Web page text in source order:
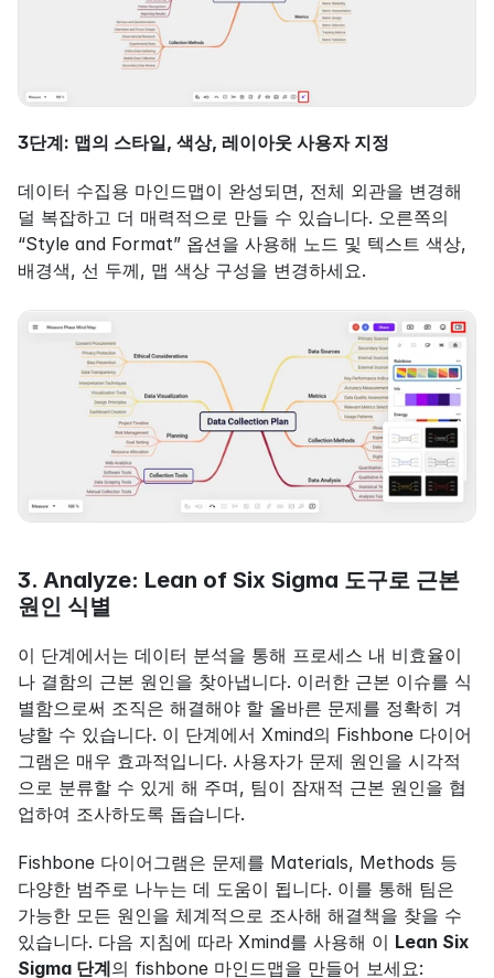
3단계: 맵의 스타일, 색상, 레이아웃 사용자 지정
데이터 수집용 마인드맵이 완성되면, 전체 외관을 변경해
덜 복잡하고 더 매력적으로 만들 수 있습니다. 오른쪽의
“Style and Format” 옵션을 사용해 노드 및 텍스트 색상,
배경색, 선 두께, 맵 색상 구성을 변경하세요.
3. Analyze: Lean of Six Sigma 도구로 근본
원인 식별
이 단계에서는 데이터 분석을 통해 프로세스 내 비효율이
나 결함의 근본 원인을 찾아냅니다. 이러한 근본 이슈를 식
별함으로써 조직은 해결해야 할 올바른 문제를 정확히 겨
냥할 수 있습니다. 이 단계에서 Xmind의 Fishbone 다이어
그램은 매우 효과적입니다. 사용자가 문제 원인을 시각적
으로 분류할 수 있게 해 주며, 팀이 잠재적 근본 원인을 협
업하여 조사하도록 돕습니다.
Fishbone 다이어그램은 문제를 Materials, Methods 등
다양한 범주로 나누는 데 도움이 됩니다. 이를 통해 팀은
가능한 모든 원인을 체계적으로 조사해 해결책을 찾을 수
있습니다. 다음 지침에 따라 Xmind를 사용해 이 Lean Six
Sigma 단계의 fishbone 마인드맵을 만들어 보세요: